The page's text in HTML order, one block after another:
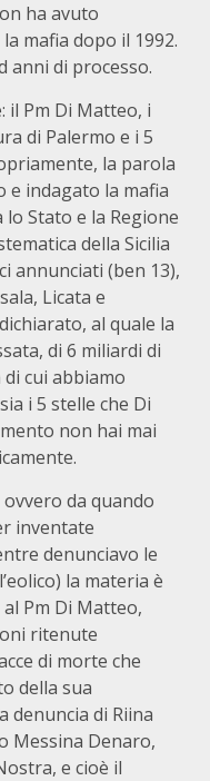
ha avuto
mafia dopo il 1992.
anni di processo.
il Pm Di Matteo, i
di Palermo e i 5
la parola
e indagato la mafia
Stato e la Regione
della Sicilia
annunciati (ben 13),
Licata e
al quale la
di 6 miliardi di
cui abbiamo
i 5 stelle che Di
non hai mai
da quando
inventate
denunciavo le
la materia è
Pm Di Matteo,
ritenute
di morte che
della sua
denuncia di Riina
Messina Denaro,
e cioè il